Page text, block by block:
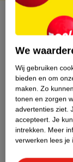
Over dit
Nature Impact
We
Wij gebruiken
bieden en om
maken. Zo
tonen en zorgen
advertenties ziet.
accepteert. Je
intrekken. Meer
verwerken lees je